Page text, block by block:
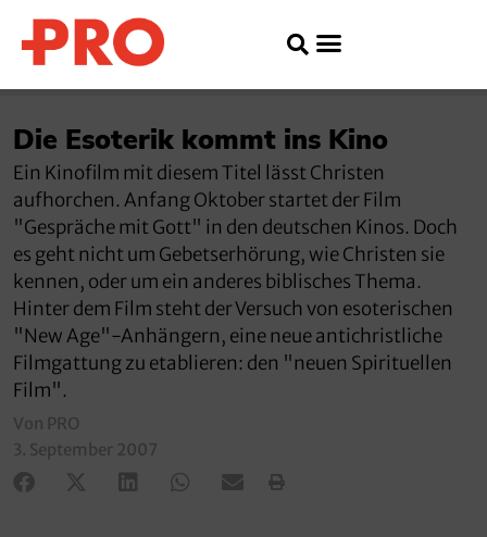
Die Esoterik kommt ins Kino
Ein Kinofilm mit diesem Titel lässt Christen
aufhorchen. Anfang Oktober startet der Film
"Gespräche mit Gott" in den deutschen Kinos. Doch
es geht nicht um Gebetserhörung, wie Christen sie
kennen, oder um ein anderes biblisches Thema.
Hinter dem Film steht der Versuch von esoterischen
"New Age"-Anhängern, eine neue antichristliche
Filmgattung zu etablieren: den "neuen Spirituellen
Film".
Von PRO
3. September 2007